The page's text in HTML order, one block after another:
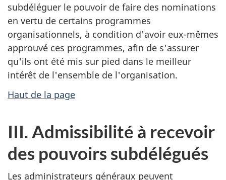
subdéléguer le pouvoir de faire des nominations
en vertu de certains programmes
organisationnels, à condition d'avoir eux-mêmes
approuvé ces programmes, afin de s'assurer
qu'ils ont été mis sur pied dans le meilleur
intérêt de l'ensemble de l'organisation.
Haut de la page
III. Admissibilité à recevoir
des pouvoirs subdélégués
Les administrateurs généraux peuvent